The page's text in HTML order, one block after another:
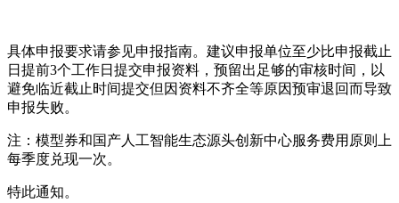
具体申报要求请参见申报指南。建议申报单位至少比申报截止
日提前3个工作日提交申报资料，预留出足够的审核时间，以
避免临近截止时间提交但因资料不齐全等原因预审退回而导致
申报失败。
注：模型券和国产人工智能生态源头创新中心服务费用原则上
每季度兑现一次。
特此通知。